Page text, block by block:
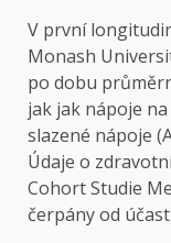
V první
Monash
po dobu
jak jak nápoje
slazené nápoje
Údaje o
Cohort Studie
čerpány od